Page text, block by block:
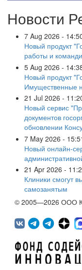
Новости
7 Aug 2026 -
Новый продукт
работы и
5 Aug 2026 -
Новый продукт
Имущественные
21 Jul 2026 -
Новый сервис
документов
обновлении
7 May 2026 -
Новый онлайн-
21 Apr 2026 -
Клиники смогут
самозанятым
© 2005—2026 ООО